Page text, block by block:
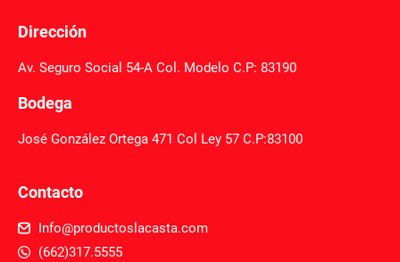
Dirección
Av. Seguro Social 54-A Col. Modelo C.P: 83190
Bodega
José González Ortega 471 Col Ley 57 C.P:83100
Contacto
Info@productoslacasta.com
(662)317.5555